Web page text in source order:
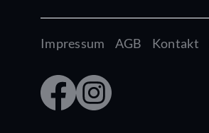
Impressum AGB Kontakt
Faceb
ook
Insta
gram